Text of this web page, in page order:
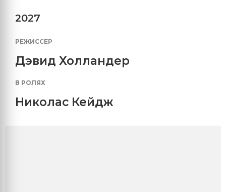
2027
РЕЖИССЕР
Дэвид Холландер
В РОЛЯХ
Николас Кейдж